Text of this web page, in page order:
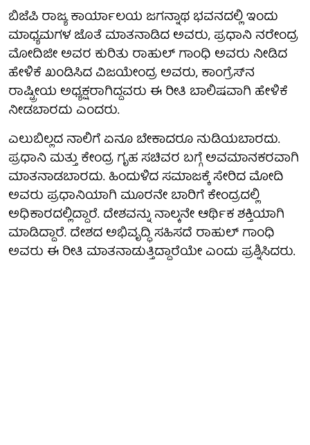
ಬಿಜೆಪಿ ರಾಜ್ಯ ಕಾರ್ಯಾಲಯ ಜಗನ್ನಾಥ ಭವನದಲ್ಲಿ ಇಂದು
ಮಾಧ್ಯಮಗಳ ಜೊತೆ ಮಾತನಾಡಿದ ಅವರು, ಪ್ರಧಾನಿ ನರೇಂದ್ರ
ಮೋದಿಜೀ ಅವರ ಕುರಿತು ರಾಹುಲ್ ಗಾಂಧಿ ಅವರು ನೀಡಿದ
ಹೇಳಿಕೆ ಖಂಡಿಸಿದ ವಿಜಯೇಂದ್ರ ಅವರು, ಕಾಂಗ್ರೆಸ್‍ನ
ರಾಷ್ಟ್ರೀಯ ಅಧ್ಯಕ್ಷರಾಗಿದ್ದವರು ಈ ರೀತಿ ಬಾಲಿಷವಾಗಿ ಹೇಳಿಕೆ
ನೀಡಬಾರದು ಎಂದರು.
ಎಲುಬಿಲ್ಲದ ನಾಲಿಗೆ ಏನೂ ಬೇಕಾದರೂ ನುಡಿಯಬಾರದು.
ಪ್ರಧಾನಿ ಮತ್ತು ಕೇಂದ್ರ ಗೃಹ ಸಚಿವರ ಬಗ್ಗೆ ಅವಮಾನಕರವಾಗಿ
ಮಾತನಾಡಬಾರದು. ಹಿಂದುಳಿದ ಸಮಾಜಕ್ಕೆ ಸೇರಿದ ಮೋದಿ
ಅವರು ಪ್ರಧಾನಿಯಾಗಿ ಮೂರನೇ ಬಾರಿಗೆ ಕೇಂದ್ರದಲ್ಲಿ
ಅಧಿಕಾರದಲ್ಲಿದ್ದಾರೆ. ದೇಶವನ್ನು ನಾಲ್ಕನೇ ಆರ್ಥಿಕ ಶಕ್ತಿಯಾಗಿ
ಮಾಡಿದ್ದಾರೆ. ದೇಶದ ಅಭಿವೃದ್ಧಿ ಸಹಿಸದೆ ರಾಹುಲ್ ಗಾಂಧಿ
ಅವರು ಈ ರೀತಿ ಮಾತನಾಡುತ್ತಿದ್ದಾರೆಯೇ ಎಂದು ಪ್ರಶ್ನಿಸಿದರು.